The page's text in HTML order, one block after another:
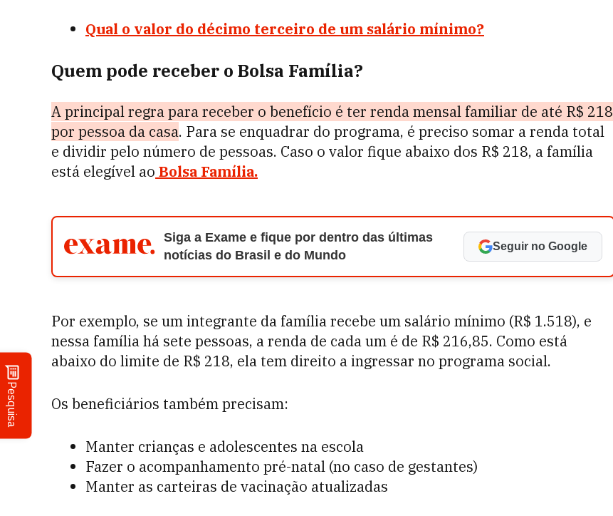
Pesquisa
Qual o valor do décimo terceiro de um salário mínimo?
Quem pode receber o Bolsa Família?
A principal regra para receber o benefício é ter renda mensal familiar de até R$ 218
por pessoa da casa. Para se enquadrar do programa, é preciso somar a renda total
e dividir pelo número de pessoas. Caso o valor fique abaixo dos R$ 218, a família
está elegível ao Bolsa Família.
Siga a Exame e fique por dentro das últimas
notícias do Brasil e do Mundo
Seguir no Google
Por exemplo, se um integrante da família recebe um salário mínimo (R$ 1.518), e
nessa família há sete pessoas, a renda de cada um é de R$ 216,85. Como está
abaixo do limite de R$ 218, ela tem direito a ingressar no programa social.
Os beneficiários também precisam:
Manter crianças e adolescentes na escola
Fazer o acompanhamento pré-natal (no caso de gestantes)
Manter as carteiras de vacinação atualizadas